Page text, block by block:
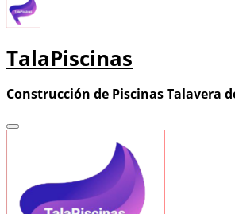
TalaPiscinas
Construcción de Piscinas Talavera